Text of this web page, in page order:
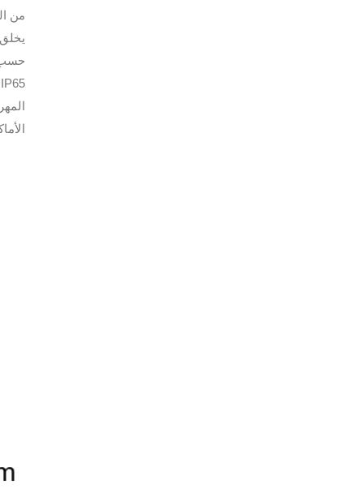
من
حسب